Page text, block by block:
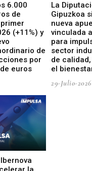
6.000
de
(+11%) y
de
por
euros
La
Gipuzkoa
nueva
vinculada
para
sector
de
el
29-Julio-2026